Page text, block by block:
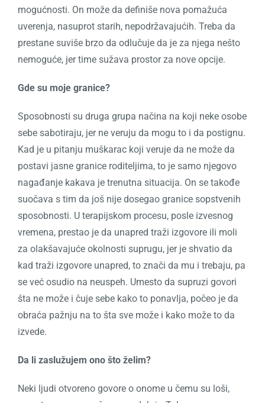
mogućnosti. On može da definiše nova pomažuća
uverenja, nasuprot starih, nepodržavajućih. Treba da
prestane suviše brzo da odlučuje da je za njega nešto
nemoguće, jer time sužava prostor za nove opcije.
Gde su moje granice?
Sposobnosti su druga grupa načina na koji neke osobe
sebe sabotiraju, jer ne veruju da mogu to i da postignu.
Kad je u pitanju muškarac koji veruje da ne može da
postavi jasne granice roditeljima, to je samo njegovo
nagađanje kakava je trenutna situacija. On se takođe
suočava s tim da još nije dosegao granice sopstvenih
sposobnosti. U terapijskom procesu, posle izvesnog
vremena, prestao je da unapred traži izgovore ili moli
za olakšavajuće okolnosti suprugu, jer je shvatio da
kad traži izgovore unapred, to znači da mu i trebaju, pa
se već osudio na neuspeh. Umesto da supruzi govori
šta ne može i čuje sebe kako to ponavlja, počeo je da
obraća pažnju na to šta sve može i kako može to da
izvede.
Da li zaslužujem ono što želim?
Neki ljudi otvoreno govore o onome u čemu su loši,